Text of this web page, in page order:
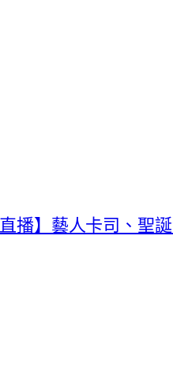
播】藝人卡司、聖